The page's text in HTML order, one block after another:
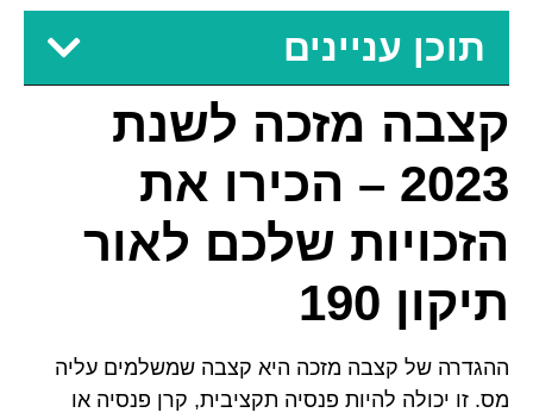
תוכן עניינים
קצבה מזכה לשנת
2023 – הכירו את
הזכויות שלכם לאור
תיקון 190
ההגדרה של קצבה מזכה היא קצבה שמשלמים עליה
מס. זו יכולה להיות פנסיה תקציבית, קרן פנסיה או